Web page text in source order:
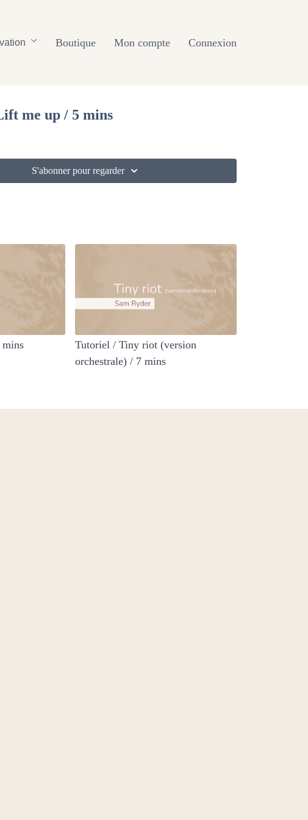
Boutique Mon compte Connexion
me up / 5 mins
S'abonner pour regarder
Tutoriel / Tiny riot (version
orchestrale) / 7 mins